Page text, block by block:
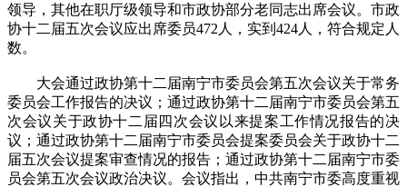
领导，其他在职厅级领导和市政协部分老同志出席会议。市政
协十二届五次会议应出席委员472人，实到424人，符合规定人
数。
大会通过政协第十二届南宁市委员会第五次会议关于常务
委员会工作报告的决议；通过政协第十二届南宁市委员会第五
次会议关于政协十二届四次会议以来提案工作情况报告的决
议；通过政协第十二届南宁市委员会提案委员会关于政协十二
届五次会议提案审查情况的报告；通过政协第十二届南宁市委
员会第五次会议政治决议。会议指出，中共南宁市委高度重视